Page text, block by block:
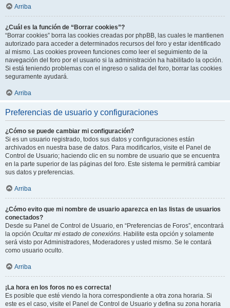
Arriba
¿Cuál es la función de “Borrar cookies”?
“Borrar cookies” borra las cookies creadas por phpBB, las cuales le mantienen
autorizado para acceder a determinados recursos del foro y estar identificado
al mismo. Las cookies proveen funciones como leer el seguimiento de la
navegación del foro por el usuario si la administración ha habilitado la opción.
Si está teniendo problemas con el ingreso o salida del foro, borrar las cookies
seguramente ayudará.
Arriba
Preferencias de usuario y configuraciones
¿Cómo se puede cambiar mi configuración?
Si es un usuario registrado, todos sus datos y configuraciones están
archivados en nuestra base de datos. Para modificarlos, visite el Panel de
Control de Usuario; haciendo clic en su nombre de usuario que se encuentra
en la parte superior de las páginas del foro. Este sistema le permitirá cambiar
sus datos y preferencias.
Arriba
¿Cómo evito que mi nombre de usuario aparezca en las listas de usuarios
conectados?
Desde su Panel de Control de Usuario, en “Preferencias de Foros”, encontrará
la opción Ocultar mi estado de conexións. Habilite esta opción y solamente
será visto por Administradores, Moderadores y usted mismo. Se le contará
como usuario oculto.
Arriba
¡La hora en los foros no es correcta!
Es posible que esté viendo la hora correspondiente a otra zona horaria. Si
este es el caso, visite el Panel de Control de Usuario y defina su zona horaria